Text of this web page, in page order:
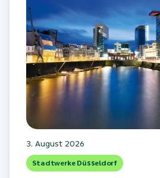
3. August 2026
Stadtwerke Düsseldorf